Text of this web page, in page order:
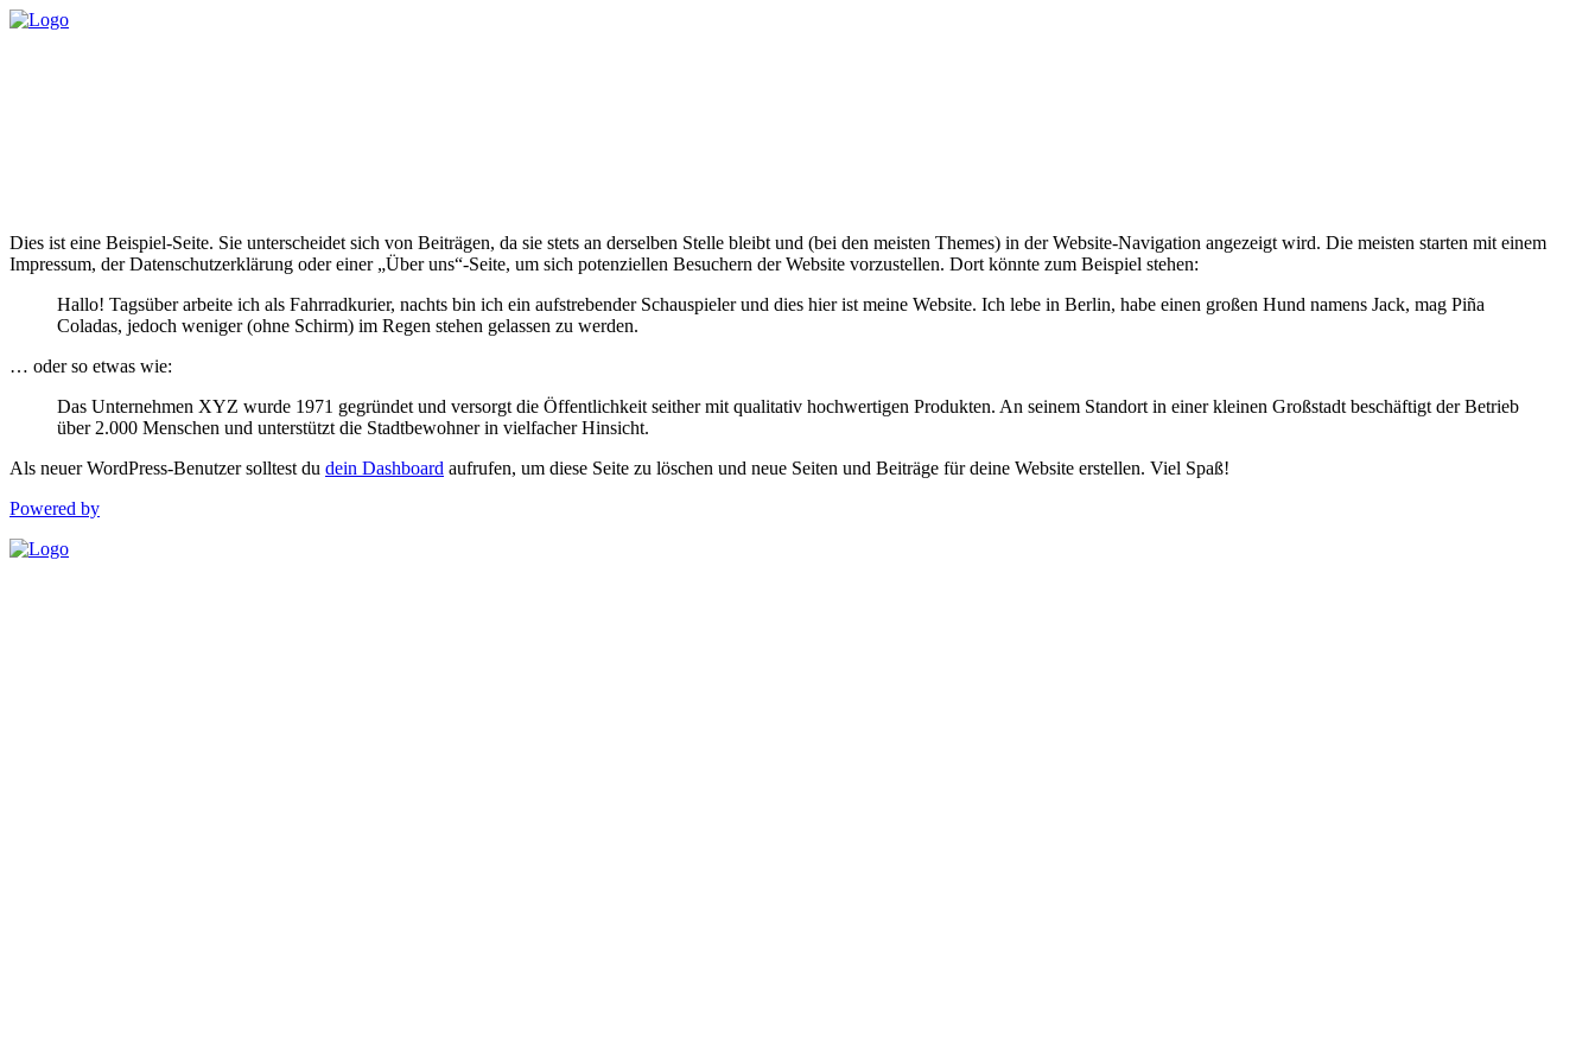
Dies ist eine Beispiel-Seite. Sie unterscheidet sich von Beiträgen, da sie stets an derselben Stelle bleibt und (bei den meisten Themes) in der Website-Navigation angezeigt wird. Die meisten starten mit einem
Impressum, der Datenschutzerklärung oder einer „Über uns“-Seite, um sich potenziellen Besuchern der Website vorzustellen. Dort könnte zum Beispiel stehen:
Hallo! Tagsüber arbeite ich als Fahrradkurier, nachts bin ich ein aufstrebender Schauspieler und dies hier ist meine Website. Ich lebe in Berlin, habe einen großen Hund namens Jack, mag Piña
Coladas, jedoch weniger (ohne Schirm) im Regen stehen gelassen zu werden.
… oder so etwas wie:
Das Unternehmen XYZ wurde 1971 gegründet und versorgt die Öffentlichkeit seither mit qualitativ hochwertigen Produkten. An seinem Standort in einer kleinen Großstadt beschäftigt der Betrieb
über 2.000 Menschen und unterstützt die Stadtbewohner in vielfacher Hinsicht.
Als neuer WordPress-Benutzer solltest du dein Dashboard aufrufen, um diese Seite zu löschen und neue Seiten und Beiträge für deine Website erstellen. Viel Spaß!
Powered by